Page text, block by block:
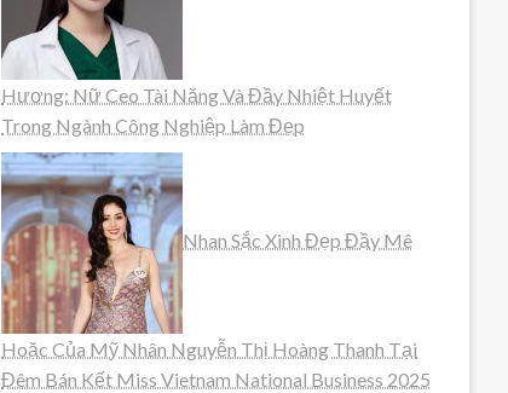
Hương: Nữ Ceo Tài Năng Và Đầy Nhiệt Huyết
Trong Ngành Công Nghiệp Làm Đẹp
Nhan Sắc Xinh Đẹp Đầy Mê
Hoặc Của Mỹ Nhân Nguyễn Thị Hoàng Thanh Tại
Đêm Bán Kết Miss Vietnam National Business 2025